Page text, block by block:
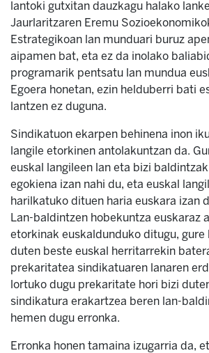
lantoki gutxitan dauzkagu halako
Jaurlaritzaren Eremu
Estrategikoan lan munduari buruz
aipamen bat, eta ez da inolako
programarik pentsatu lan mundua
Egoera honetan, ezin helduberri bati
lantzen ez duguna.
Sindikatuon ekarpen behinena inon
langile etorkinen antolakuntzan da.
euskal langileen lan eta bizi
egokiena izan nahi du, eta euskal
harilkatuko dituen haria euskara izan
Lan-baldintzen hobekuntza euskaraz
etorkinak euskaldunduko ditugu,
duten beste euskal herritarrekin
prekaritatea sindikatuaren lanaren
lortuko dugu prekaritate hori bizi
sindikatura erakartzea beren lan-
hemen dugu erronka.
Erronka honen tamaina izugarria da,